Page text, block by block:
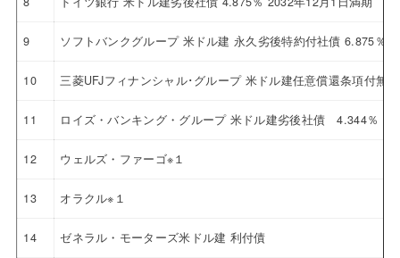
9 ソフトバンクグループ 米ドル建 永久劣後特約付社債 6.875％
10 三菱UFJフィナンシャル･グループ 米ドル建任意償還条項付
11 ロイズ・バンキング・グループ 米ドル建劣後社債 4.344％
12 ウェルズ・ファーゴ※１
13 オラクル※１
14 ゼネラル・モーターズ米ドル建 利付債